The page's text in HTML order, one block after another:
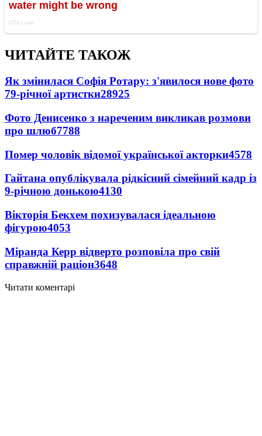
ЧИТАЙТЕ ТАКОЖ
Як змінилася Софія Ротару: з'явилося нове фото
79-річної артистки28925
Фото Денисенко з нареченим викликав розмови
про шлюб7788
Помер чоловік відомої української акторки4578
Гайтана опублікувала рідкісний сімейний кадр із
9-річною донькою4130
Вікторія Бекхем похизувалася ідеальною
фігурою4053
Міранда Керр відверто розповіла про свій
справжній раціон3648
Читати коментарі